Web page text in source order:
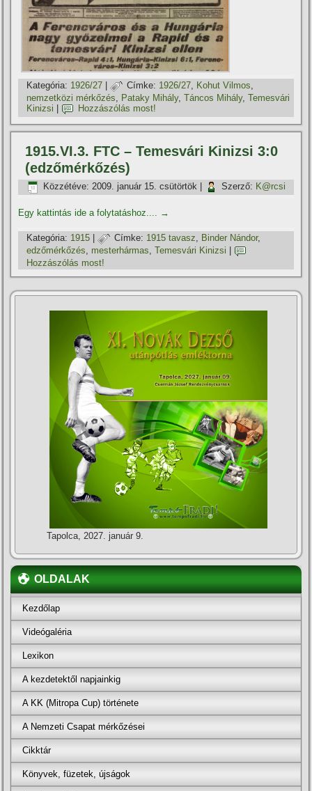
Kategória: 1926/27 Címke: 1926/27 Kohut Vilmos
nemzetközi mérkőzés
Pataky Mihály,Táncos Mihály,Temesvári
Kinizsi
Hozzászólás most!
1915.VI.3. FTC – Temesvári Kinizsi 3:0
(edzőmérkőzés)
Közzétéve: 2009. január 15. csütörtök Szerző: K@rcsi
Egy kattintás ide a folytatáshoz.... →
Kategória: 1915 Címke: 1915 tavasz Binder Nándor,
edzőmérkőzés
mesterhármas ,Temesvári Kinizsi
Hozzászólás most!
Tapolca, 2027. január 9.
OLDALAK
Kezdőlap
Videógaléria
Lexikon
A kezdetektől napjainkig
A KK (Mitropa Cup) története
A Nemzeti Csapat mérkőzései
Cikktár
Könyvek, füzetek, újságok